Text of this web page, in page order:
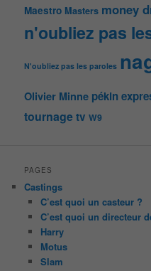
Maestro Masters money
n'oubliez pas
N'oubliez pas les paroles
Olivier Minne pékin
tournagetv W9
PAGES
Castings
C’est quoi un casteur ?
C’est quoi un directeur
Harry
Motus
Slam